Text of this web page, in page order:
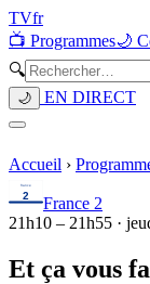
TVfr
📺 Programmes🌙
🔍
🌙 EN DIRECT
Accueil ›
France 2
21h10 – 21h55 ·
Et ça vous